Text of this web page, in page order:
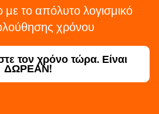
με το απόλυτο λογισμικό
χρόνου
τον χρόνο τώρα. Είναι
ΔΩΡΕΑΝ!